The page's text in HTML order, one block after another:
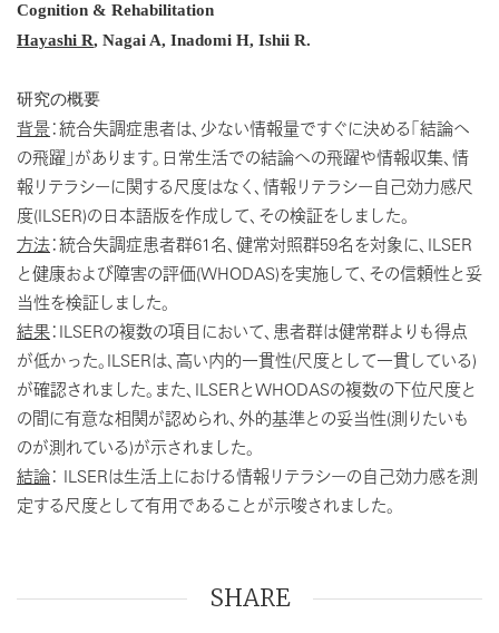
Cognition & Rehabilitation
Hayashi R, Nagai A, Inadomi H, Ishii R.
研究の概要
背景：統合失調症患者は、少ない情報量ですぐに決める「結論へ
の飛躍」があります。日常生活での結論への飛躍や情報収集、情
報リテラシーに関する尺度はなく、情報リテラシー自己効力感尺
度(ILSER)の日本語版を作成して、その検証をしました。
方法：統合失調症患者群61名、健常対照群59名を対象に、ILSER
と健康および障害の評価(WHODAS)を実施して、その信頼性と妥
当性を検証しました。
結果：ILSERの複数の項目において、患者群は健常群よりも得点
が低かった。ILSERは、高い内的一貫性(尺度として一貫している)
が確認されました。また、ILSERとWHODASの複数の下位尺度と
の間に有意な相関が認められ、外的基準との妥当性(測りたいも
のが測れている)が示されました。
結論： ILSERは生活上における情報リテラシーの自己効力感を測
定する尺度として有用であることが示唆されました。
SHARE